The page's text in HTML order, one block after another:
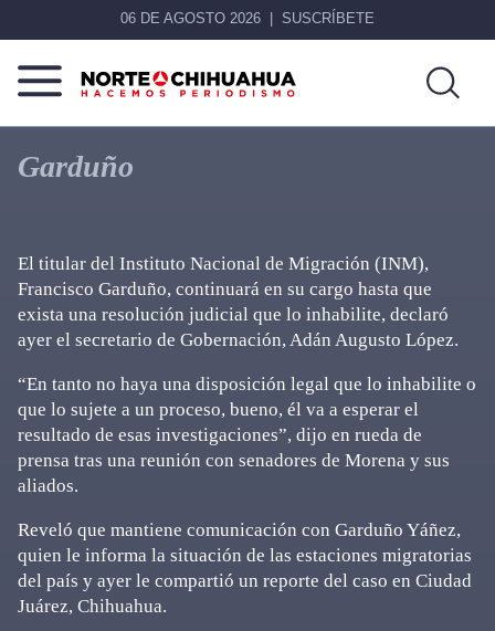
06 DE AGOSTO 2026 SUSCRÍBETE
Norte
De
Chihuahua
Más
que
noticias,
Garduño
El titular del Instituto Nacional de Migración (INM),
Francisco Garduño, continuará en su cargo hasta que
exista una resolución judicial que lo inhabilite, declaró
ayer el secretario de Gobernación, Adán Augusto López.
“En tanto no haya una disposición legal que lo inhabilite o
que lo sujete a un proceso, bueno, él va a esperar el
resultado de esas investigaciones”, dijo en rueda de
prensa tras una reunión con senadores de Morena y sus
aliados.
Reveló que mantiene comunicación con Garduño Yáñez,
quien le informa la situación de las estaciones migratorias
del país y ayer le compartió un reporte del caso en Ciudad
Juárez, Chihuahua.